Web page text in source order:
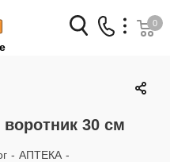
звонок
79-04-04
959-88-32
0
30 см
- АПТЕКА -